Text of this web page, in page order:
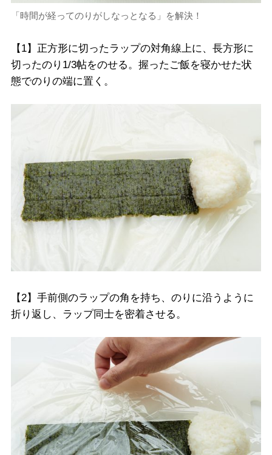
「時間が経ってのりがしなっとなる」を解決！
【1】正方形に切ったラップの対角線上に、長方形に
切ったのり1/3帖をのせる。握ったご飯を寝かせた状
態でのりの端に置く。
【2】手前側のラップの角を持ち、のりに沿うように
折り返し、ラップ同士を密着させる。